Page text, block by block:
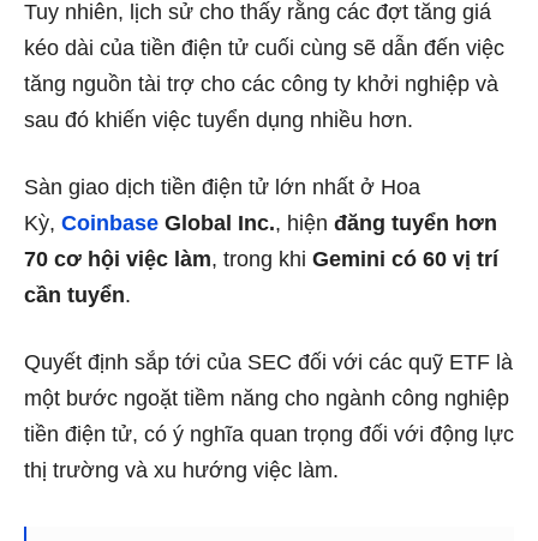
Tuy nhiên, lịch sử cho thấy rằng các đợt tăng giá
kéo dài của tiền điện tử cuối cùng sẽ dẫn đến việc
tăng nguồn tài trợ cho các công ty khởi nghiệp và
sau đó khiến việc tuyển dụng nhiều hơn.
Sàn giao dịch tiền điện tử lớn nhất ở Hoa
Kỳ, Coinbase Global Inc., hiện đăng tuyển hơn
70 cơ hội việc làm, trong khi Gemini có 60 vị trí
cần tuyển.
Quyết định sắp tới của SEC đối với các quỹ ETF là
một bước ngoặt tiềm năng cho ngành công nghiệp
tiền điện tử, có ý nghĩa quan trọng đối với động lực
thị trường và xu hướng việc làm.